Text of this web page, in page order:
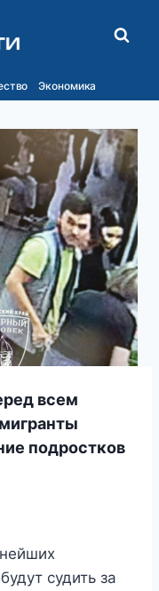
Экономика
всем
подростков
судить за